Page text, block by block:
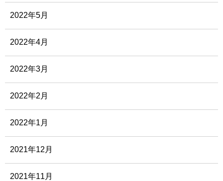
2022年5月
2022年4月
2022年3月
2022年2月
2022年1月
2021年12月
2021年11月